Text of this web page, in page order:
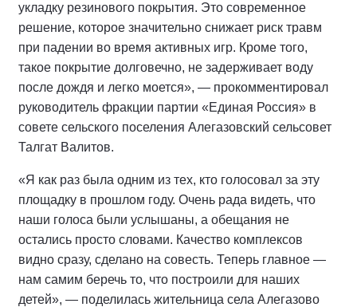
укладку резинового покрытия. Это современное
решение, которое значительно снижает риск травм
при падении во время активных игр. Кроме того,
такое покрытие долговечно, не задерживает воду
после дождя и легко моется», — прокомментировал
руководитель фракции партии «Единая Россия» в
совете сельского поселения Алегазовский сельсовет
Талгат Валитов.
«Я как раз была одним из тех, кто голосовал за эту
площадку в прошлом году. Очень рада видеть, что
наши голоса были услышаны, а обещания не
остались просто словами. Качество комплексов
видно сразу, сделано на совесть. Теперь главное —
нам самим беречь то, что построили для наших
детей», — поделилась жительница села Алегазово